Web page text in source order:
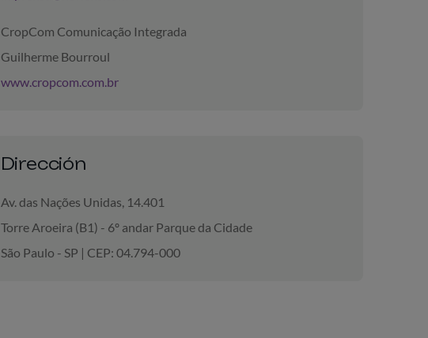
CropCom Comunicação Integrada
Guilherme Bourroul
www.cropcom.com.br
Dirección
Av. das Nações Unidas, 14.401
Torre Aroeira (B1) - 6º andar Parque da Cidade
São Paulo - SP | CEP: 04.794-000